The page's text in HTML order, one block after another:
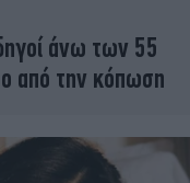
άνω των 55
από την κόπωση